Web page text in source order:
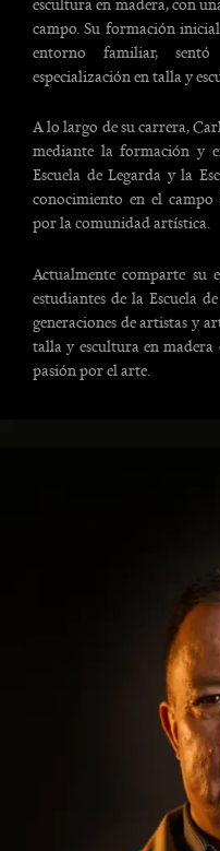
campo. Su formación
entorno familiar,
especialización en talla y
A lo largo de su carrera,
mediante la formación y
Escuela de Legarda y la
conocimiento en el
por la comunidad artística.
Actualmente comparte su
estudiantes de la Escuela
generaciones de artistas y
talla y escultura en
pasión por el arte.